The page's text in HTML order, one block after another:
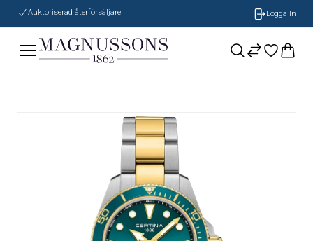
Auktoriserad återförsäljare Logga In